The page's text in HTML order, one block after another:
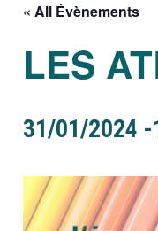
« All Évènements
LES
31/01/2024 -